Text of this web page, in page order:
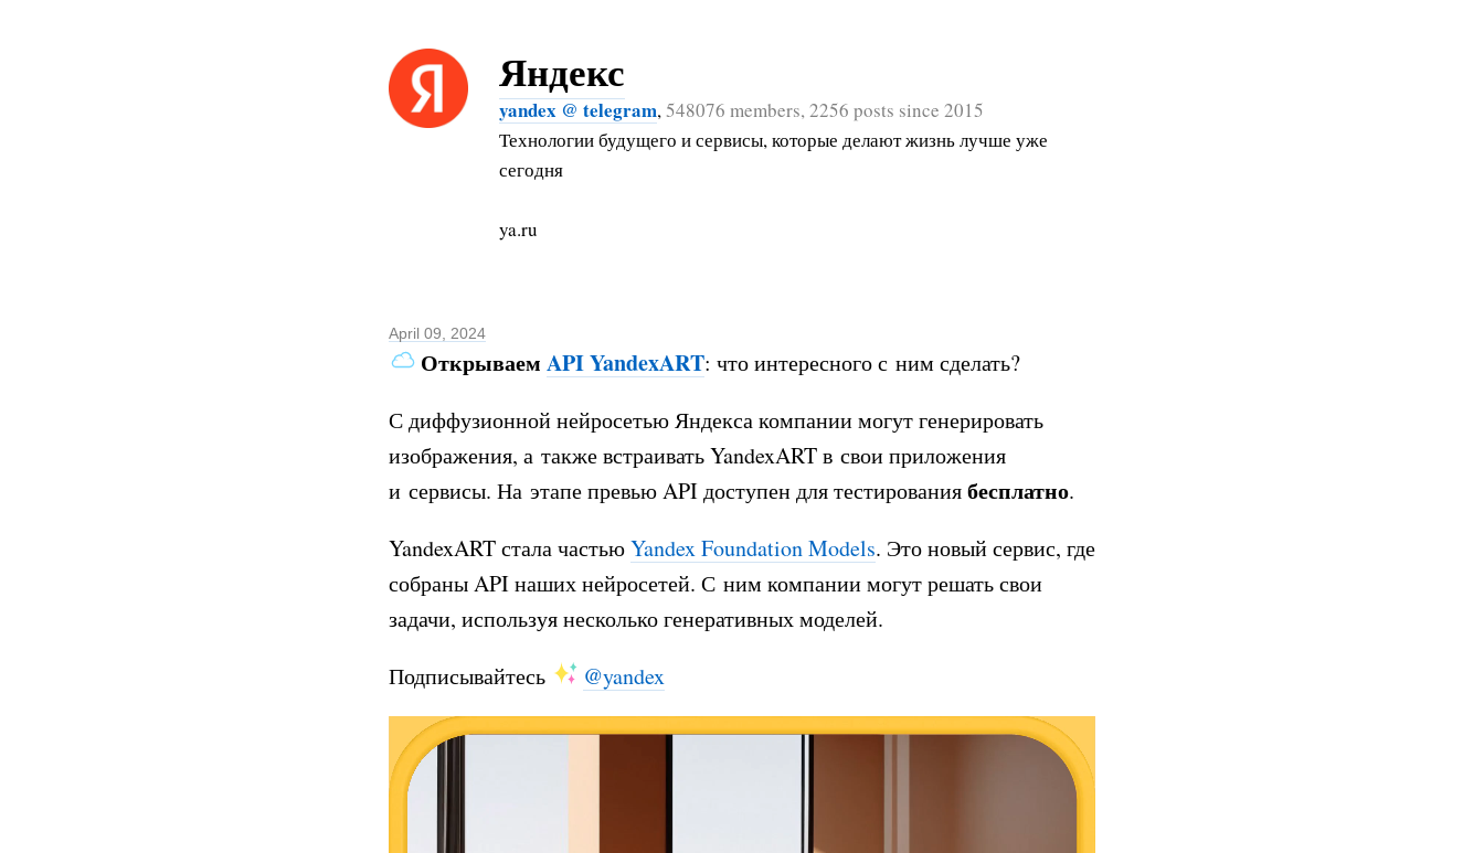
Яндекс
yandex @ telegram,548076 members, 2256 posts since 2015
Технологии будущего и сервисы, которые делают жизнь лучше уже
сегодня
ya.ru
April 09, 2024
Открываем API YandexART: что интересного с ним сделать?
С диффузионной нейросетью Яндекса компании могут генерировать
изображения, а также встраивать YandexART в свои приложения
и сервисы. На этапе превью API доступен для тестированиябесплатно.
YandexART стала частьюYandex Foundation Models. Это новый сервис, где
собраны API наших нейросетей. С ним компании могут решать свои
задачи, используя несколько генеративных моделей.
Подписывайтесь
@yandex